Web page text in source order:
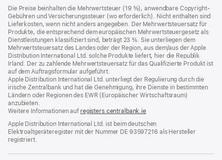
Die Preise beinhalten die Mehrwertsteuer (19 %), anwendbare Copyright-
Gebühren und Versicherungssteuer (wo erforderlich). Nicht enthalten sind
Lieferkosten, wenn nicht anders angegeben. Der Mehrwertsteuersatz für
Produkte, die entsprechend dem europäischen Mehrwertsteuergesetz als
Dienstleistungen klassifiziert sind, beträgt 23 %. Sie unterliegen dem
Mehrwertsteuersatz des Landes oder der Region, aus dem/aus der Apple
Distribution International Ltd. solche Produkte liefert, hier die Republik
Irland. Der zu zahlende Mehrwertsteuersatz für das Qualifizierte Produkt ist
auf dem Auftragsformular aufgeführt.
Apple Distribution International Ltd. unterliegt der Regulierung durch die
irische Zentralbank und hat die Genehmigung, ihre Dienste in bestimmten
Ländern oder Regionen des EWR (Europäischer Wirtschaftsraum)
anzubieten.
Weitere Informationen auf registers.centralbank.ie
Apple Distribution International Ltd. ist beim deutschen
Elektroaltgeräteregister mit der Nummer DE 93597216 als Hersteller
registriert.